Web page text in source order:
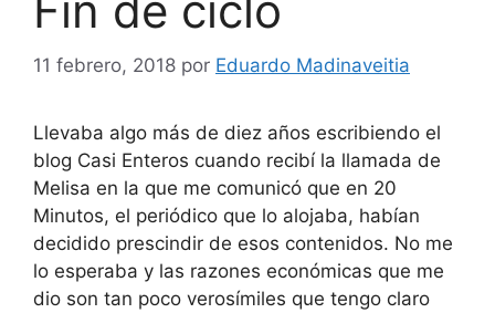
11 febrero, 2018 por Eduardo Madinaveitia
Llevaba algo más de diez años escribiendo el
blog Casi Enteros cuando recibí la llamada de
Melisa en la que me comunicó que en 20
Minutos, el periódico que lo alojaba, habían
decidido prescindir de esos contenidos. No me
lo esperaba y las razones económicas que me
dio son tan poco verosímiles que tengo claro